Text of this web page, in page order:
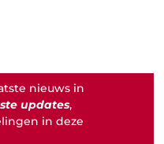
nieuws in
updates,
in deze